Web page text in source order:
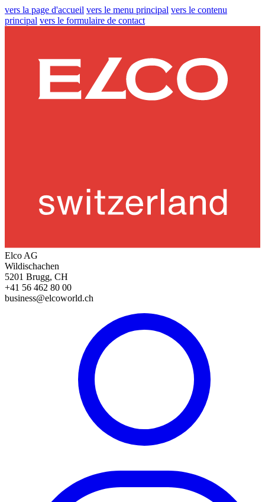
vers la page d'accueil vers le menu principal vers le contenu
principal vers le formulaire de contact
Elco AG
Wildischachen
5201 Brugg, CH
+41 56 462 80 00
business@elcoworld.ch